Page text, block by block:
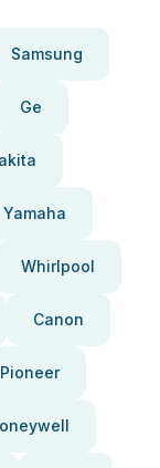
Samsung
Ge
Yamaha
Whirlpool
Canon
Pioneer